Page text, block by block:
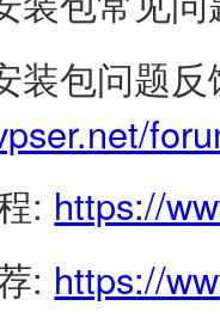
装包问题
: https://
: https://